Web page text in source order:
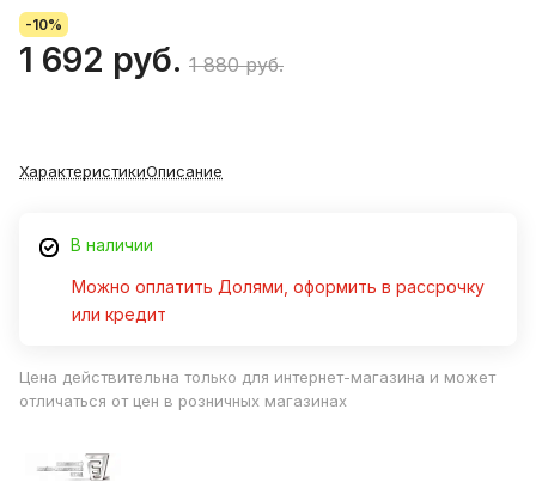
-10%
1 692 руб. 1 880 руб.
ХарактеристикиОписание
В наличии
Можно оплатить Долями, оформить в рассрочку
или кредит
Цена действительна только для интернет-магазина и может
отличаться от цен в розничных магазинах